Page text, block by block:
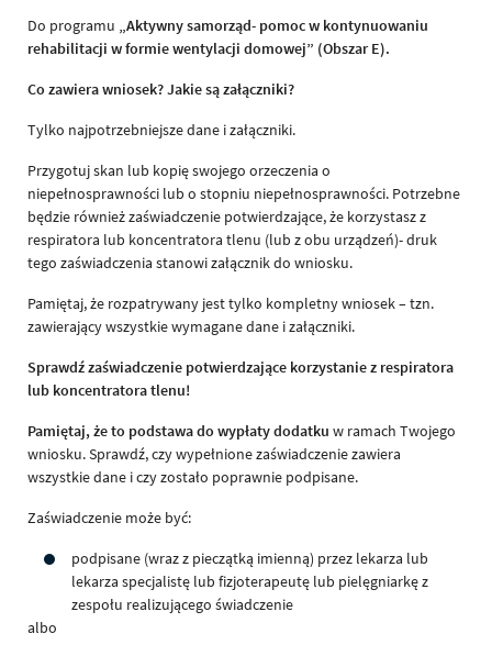
Do programu „Aktywny samorząd- pomoc w kontynuowaniu
rehabilitacji w formie wentylacji domowej” (Obszar E).
Co zawiera wniosek? Jakie są załączniki?
Tylko najpotrzebniejsze dane i załączniki.
Przygotuj skan lub kopię swojego orzeczenia o
niepełnosprawności lub o stopniu niepełnosprawności. Potrzebne
będzie również zaświadczenie potwierdzające, że korzystasz z
respiratora lub koncentratora tlenu (lub z obu urządzeń)- druk
tego zaświadczenia stanowi załącznik do wniosku.
Pamiętaj, że rozpatrywany jest tylko kompletny wniosek – tzn.
zawierający wszystkie wymagane dane i załączniki.
Sprawdź zaświadczenie potwierdzające korzystanie z respiratora
lub koncentratora tlenu!
Pamiętaj, że to podstawa do wypłaty dodatku w ramach Twojego
wniosku. Sprawdź, czy wypełnione zaświadczenie zawiera
wszystkie dane i czy zostało poprawnie podpisane.
Zaświadczenie może być:
podpisane (wraz z pieczątką imienną) przez lekarza lub
lekarza specjalistę lub fizjoterapeutę lub pielęgniarkę z
zespołu realizującego świadczenie
albo